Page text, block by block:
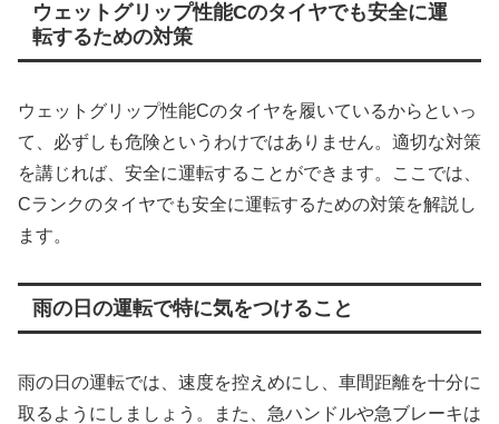
ウェットグリップ性能Cのタイヤでも安全に運
転するための対策
ウェットグリップ性能Cのタイヤを履いているからといっ
て、必ずしも危険というわけではありません。適切な対策
を講じれば、安全に運転することができます。ここでは、
Cランクのタイヤでも安全に運転するための対策を解説し
ます。
雨の日の運転で特に気をつけること
雨の日の運転では、速度を控えめにし、車間距離を十分に
取るようにしましょう。また、急ハンドルや急ブレーキは